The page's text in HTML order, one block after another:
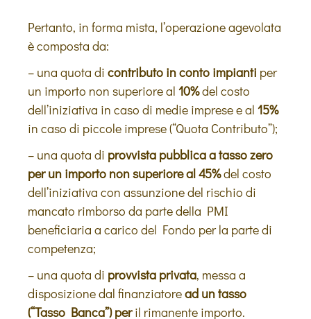
Pertanto, in forma mista, l’operazione agevolata
è composta da:
– una quota di contributo in conto impianti per
un importo non superiore al 10%del costo
dell’iniziativa in caso di medie imprese e al 15%
in caso di piccole imprese (“Quota Contributo”);
– una quota di provvista pubblica a tasso zero
per un importo non superiore al 45%del costo
dell’iniziativa con assunzione del rischio di
mancato rimborso da parte della PMI
beneficiaria a carico del Fondo per la parte di
competenza;
– una quota di provvista privata, messa a
disposizione dal finanziatoread un tasso
(“Tasso Banca”) peril rimanente importo.